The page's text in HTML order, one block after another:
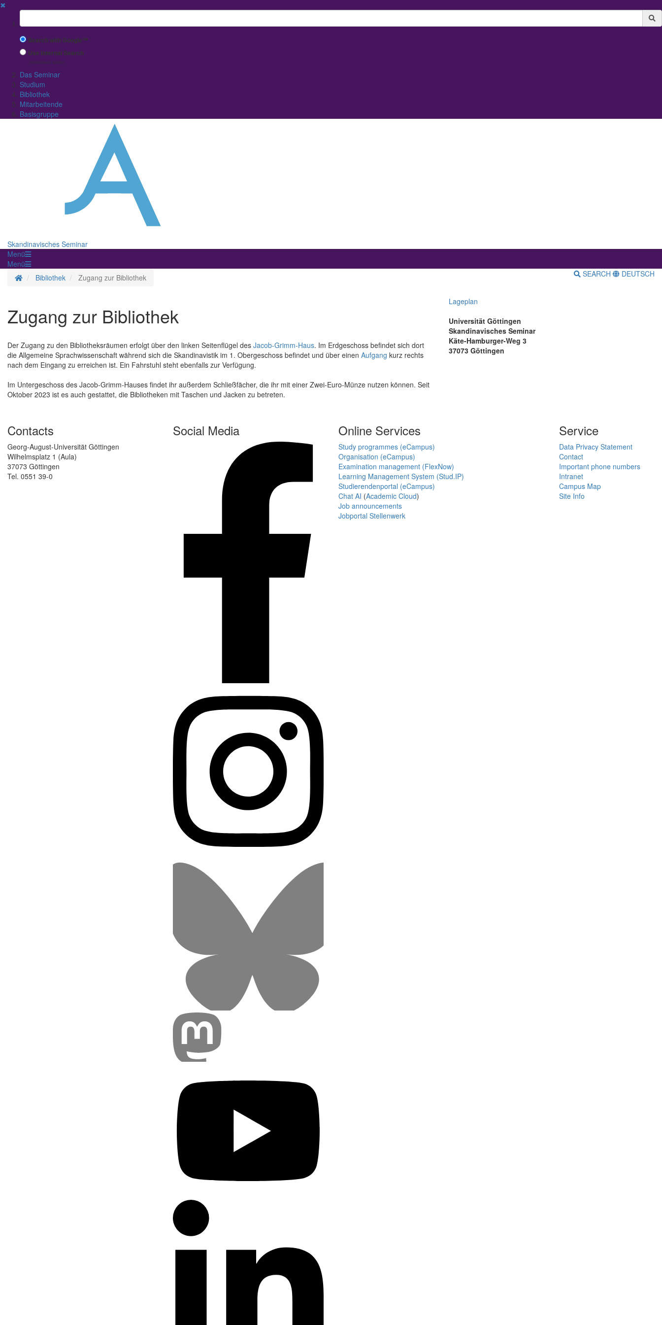
✖
Suchbegriff
Search with Google™
Use Internal Search
(limited result quality)
Das Seminar
Studium
Bibliothek
Mitarbeitende
Basisgruppe
Skandinavisches Seminar
Menü
Menü
Homepage
Bibliothek Zugang zur Bibliothek SEARCH DEUTSCH
Zugang zur Bibliothek
Der Zugang zu den Bibliotheksräumen erfolgt über den linken Seitenflügel des Jacob-Grimm-Haus. Im Erdgeschoss befindet sich dort
die Allgemeine Sprachwissenschaft während sich die Skandinavistik im 1. Obergeschoss befindet und über einen Aufgang kurz rechts
nach dem Eingang zu erreichen ist. Ein Fahrstuhl steht ebenfalls zur Verfügung.
Im Untergeschoss des Jacob-Grimm-Hauses findet ihr außerdem Schließfächer, die ihr mit einer Zwei-Euro-Münze nutzen können. Seit
Oktober 2023 ist es auch gestattet, die Bibliotheken mit Taschen und Jacken zu betreten.
Lageplan
Universität Göttingen
Skandinavisches Seminar
Käte-Hamburger-Weg 3
37073 Göttingen
Contacts
Georg-August-Universität Göttingen
Wilhelmsplatz 1 (Aula)
37073 Göttingen
Tel. 0551 39-0
Social Media Online Services
Study programmes (eCampus)
Organisation (eCampus)
Examination management (FlexNow)
Learning Management System (Stud.IP)
Studierendenportal (eCampus)
Chat AI (Academic Cloud)
Job announcements
Jobportal Stellenwerk
Service
Data Privacy Statement
Contact
Important phone numbers
Intranet
Campus Map
Site Info